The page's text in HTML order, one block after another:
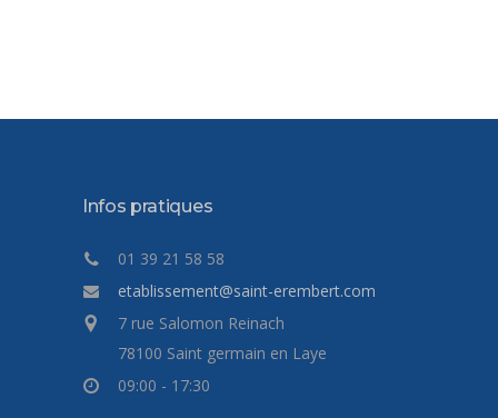
Infos pratiques
01 39 21 58 58
etablissement@saint-erembert.com
7 rue Salomon Reinach
78100 Saint germain en Laye
09:00 - 17:30